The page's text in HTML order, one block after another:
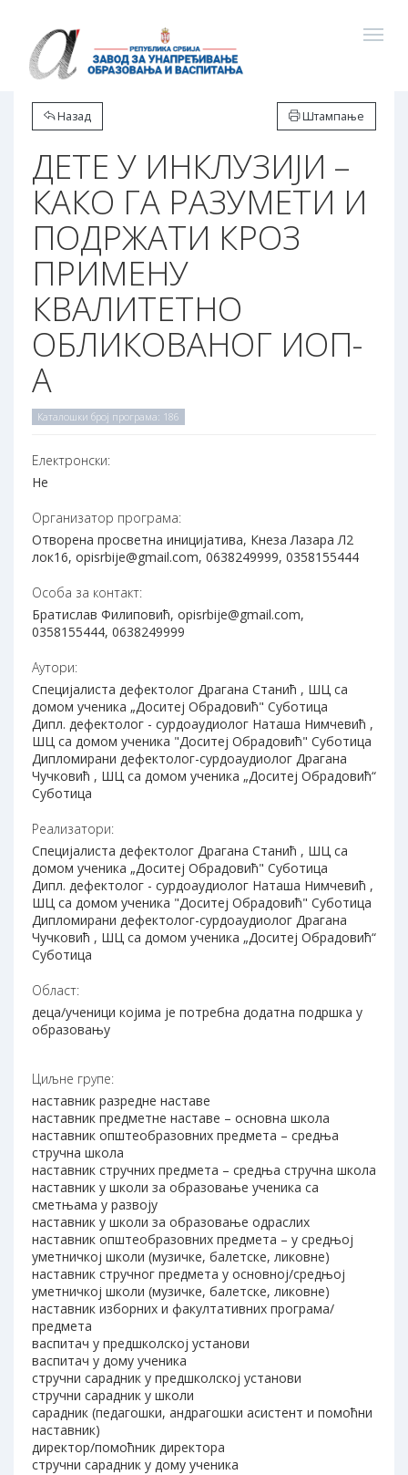
Назад Штампање
ДЕТЕ У ИНКЛУЗИЈИ –
КАКО ГА РАЗУМЕТИ И
ПОДРЖАТИ КРОЗ
ПРИМЕНУ
КВАЛИТЕТНО
ОБЛИКОВАНОГ ИОП-
А
Каталошки број програма: 186
Електронски:
Не
Организатор програма:
Отворена просветна иницијатива, Кнеза Лазара Л2
лок16, opisrbije@gmail.com, 0638249999, 0358155444
Особа за контакт:
Братислав Филиповић, opisrbije@gmail.com,
0358155444, 0638249999
Аутори:
Специјалиста дефектолог Драгана Станић , ШЦ са
домом ученика „Доситеј Обрадовић" Суботица
Дипл. дефектолог - сурдоаудиолог Наташа Нимчевић ,
ШЦ са домом ученика "Доситеј Обрадовић" Суботица
Дипломирани дефектолог-сурдоаудиолог Драгана
Чучковић , ШЦ са домом ученика „Доситеј Обрадовић“
Суботица
Реализатори:
Специјалиста дефектолог Драгана Станић , ШЦ са
домом ученика „Доситеј Обрадовић" Суботица
Дипл. дефектолог - сурдоаудиолог Наташа Нимчевић ,
ШЦ са домом ученика "Доситеј Обрадовић" Суботица
Дипломирани дефектолог-сурдоаудиолог Драгана
Чучковић , ШЦ са домом ученика „Доситеј Обрадовић“
Суботица
Област:
деца/ученици којима је потребна додатна подршка у
образовању
Циљне групе:
наставник разредне наставе
наставник предметне наставе – основна школа
наставник општеобразовних предмета – средња
стручна школа
наставник стручних предмета – средња стручна школа
наставник у школи за образовање ученика са
сметњама у развоју
наставник у школи за образовање одраслих
наставник општеобразовних предмета – у средњој
уметничкој школи (музичке, балетске, ликовне)
наставник стручног предмета у основној/средњој
уметничкој школи (музичке, балетске, ликовне)
наставник изборних и факултативних програма/
предмета
васпитач у предшколској установи
васпитач у дому ученика
стручни сарадник у предшколској установи
стручни сарадник у школи
сарадник (педагошки, андрагошки асистент и помоћни
наставник)
директор/помоћник директора
стручни сарадник у дому ученика